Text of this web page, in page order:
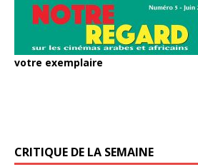
votre exemplaire
CRITIQUE DE LA SEMAINE